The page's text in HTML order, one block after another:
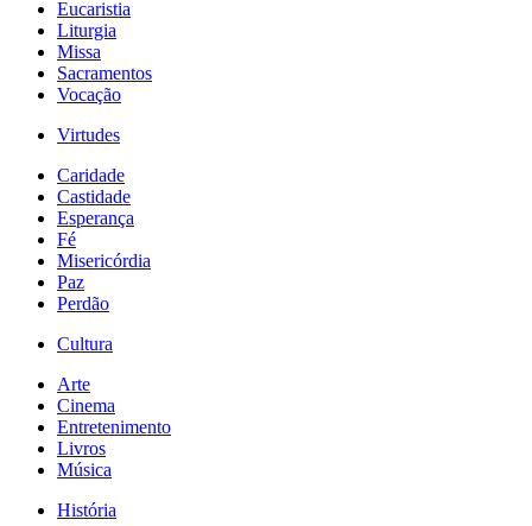
Eucaristia
Liturgia
Missa
Sacramentos
Vocação
Virtudes
Caridade
Castidade
Esperança
Fé
Misericórdia
Paz
Perdão
Cultura
Arte
Cinema
Entretenimento
Livros
Música
História